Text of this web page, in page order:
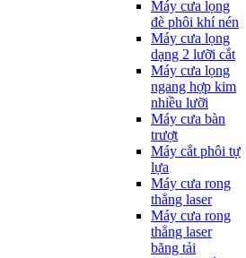
Máy cưa lọng
đè phôi khí nén
Máy cưa lọng
dạng 2 lưỡi cắt
Máy cưa lọng
ngang hợp kim
nhiều lưỡi
Máy cưa bàn
trượt
Máy cắt phôi tự
lựa
Máy cưa rong
thẳng laser
Máy cưa rong
thẳng laser
băng tải